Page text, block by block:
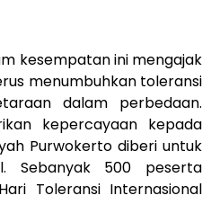
kesempatan ini mengajak
menumbuhkan toleransi
dalam perbedaan.
kepercayaan kepada
Purwokerto diberi untuk
Sebanyak 500 peserta
Toleransi Internasional